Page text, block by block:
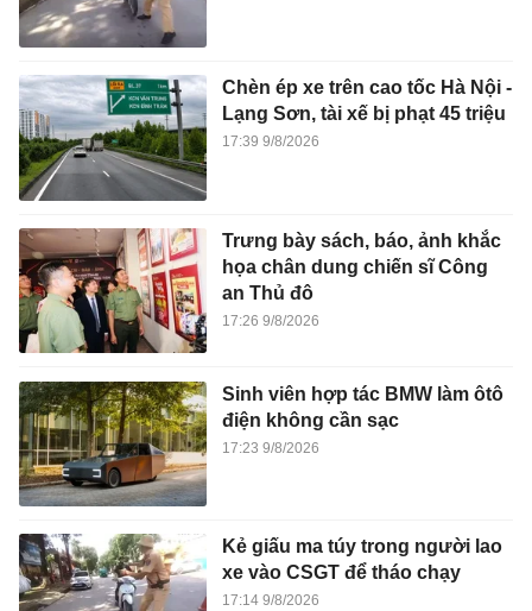
Chèn ép xe trên cao tốc Hà Nội -
Lạng Sơn, tài xế bị phạt 45 triệu
17:39 9/8/2026
Trưng bày sách, báo, ảnh khắc
họa chân dung chiến sĩ Công
an Thủ đô
17:26 9/8/2026
Sinh viên hợp tác BMW làm ôtô
điện không cần sạc
17:23 9/8/2026
Kẻ giấu ma túy trong người lao
xe vào CSGT để tháo chạy
17:14 9/8/2026